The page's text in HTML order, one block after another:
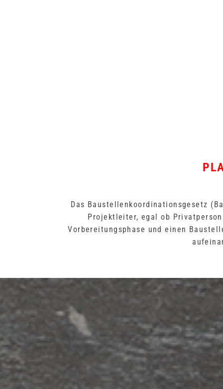
Das Baustellenkoordinationsgesetz
Projektleiter, egal ob
Vorbereitungsphase und einen